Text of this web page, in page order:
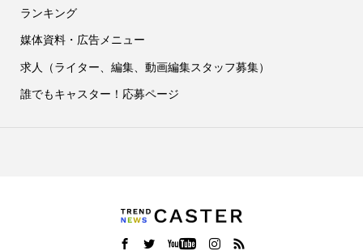
ランキング
媒体資料・広告メニュー
求人（ライター、編集、動画編集スタッフ募集）
誰でもキャスター！応募ページ